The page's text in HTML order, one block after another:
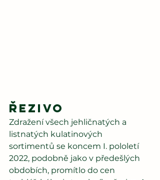
Řezivo
Zdražení všech jehličnatých a
listnatých kulatinových
sortimentů se koncem I. pololetí
2022, podobně jako v předešlých
obdobích, promítlo do cen